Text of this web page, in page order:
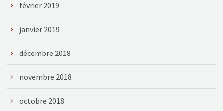
février 2019
janvier 2019
décembre 2018
novembre 2018
octobre 2018